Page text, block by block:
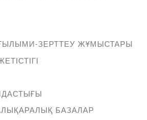
ЗЕРТТЕУ ЖҰМЫСТАРЫ
БАЗАЛАР